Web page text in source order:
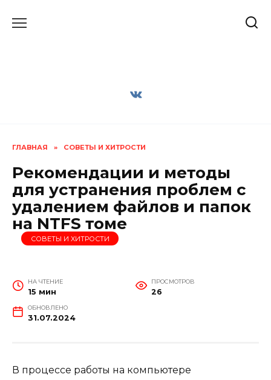
ГЛАВНАЯ » СОВЕТЫ И ХИТРОСТИ
Рекомендации и методы
для устранения проблем с
удалением файлов и папок
на NTFS томе
СОВЕТЫ И ХИТРОСТИ
НА ЧТЕНИЕ
15 мин
ПРОСМОТРОВ
26
ОБНОВЛЕНО
31.07.2024
В процессе работы на компьютере